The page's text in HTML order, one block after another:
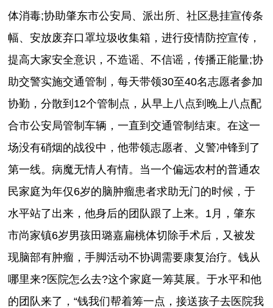
体消毒;协助肇东市公安局、派出所、社区悬挂宣传条
幅、安放废弃口罩垃圾收集箱，进行疫情防控宣传，
提高大家安全意识，不造谣、不信谣，传播正能量;协
助交警实施交通管制，每天带领30至40名志愿者参加
协勤，分散到12个管制点，从早上八点到晚上八点配
合市公安局管制车辆，一直到交通管制结束。在这一
场没有硝烟的战役中，他带领志愿者、义警冲锋到了
第一线。病魔无情人有情。当一个偏远农村的普通农
民家庭为年仅6岁的脑肿瘤患者求助无门的时候，于
水平站了出来，他身后的团队跟了上来。1月，肇东
市尚家镇6岁男孩田璐嘉扁桃体切除手术后，又被发
现脑部有肿瘤，手脚活动不协调需要康复治疗。钱从
哪里来?医院怎么去?这个家庭一筹莫展。于水平和他
的团队来了，“钱我们帮着筹一点，接送孩子去医院我